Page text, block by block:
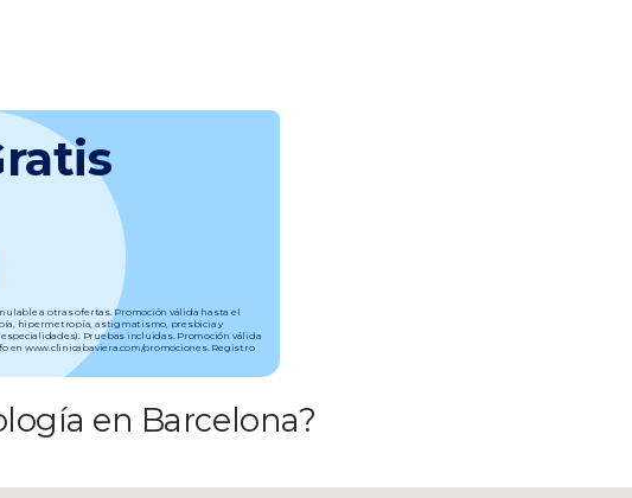
a otras ofertas. Promoción válida hasta el
hipermetropía, astigmatismo, presbicia y
Pruebas incluidas. Promoción válida
en www.clinicabaviera.com/promociones. Registro
en Barcelona?